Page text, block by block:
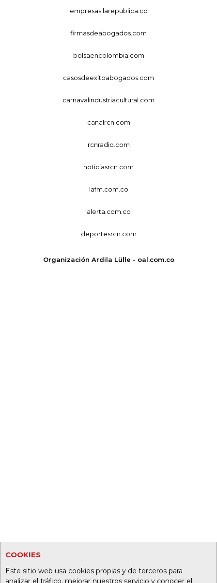
COOKIES
Este sitio web usa cookies propias y de terceros para
analizar el tráfico, mejorar nuestros servicio y conocer el
empresas.larepublica.co
firmasdeabogados.com
bolsaencolombia.com
casosdeexitoabogados.com
carnavalindustriacultural.com
canalrcn.com
rcnradio.com
noticiasrcn.com
lafm.com.co
alerta.com.co
deportesrcn.com
Organización Ardila Lülle - oal.com.co